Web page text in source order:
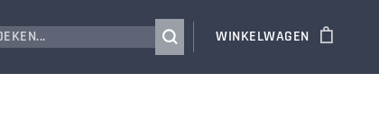
WINKELWAGEN